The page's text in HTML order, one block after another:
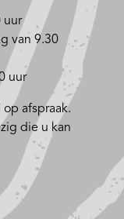
uur
van 9.30
uur
afspraak.
die u kan